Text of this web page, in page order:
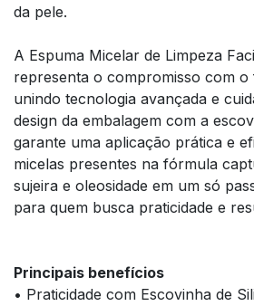
da pele.
A Espuma Micelar de Limpeza
representa o compromisso com
unindo tecnologia avançada e
design da embalagem com a
garante uma aplicação prática e
micelas presentes na fórmula
sujeira e oleosidade em um só
para quem busca praticidade e
Principais benefícios
• Praticidade com Escovinha de